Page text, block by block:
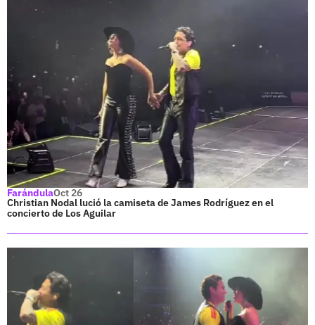
FarándulaOct 26
Christian Nodal lució la camiseta de James Rodríguez en el
concierto de Los Aguilar